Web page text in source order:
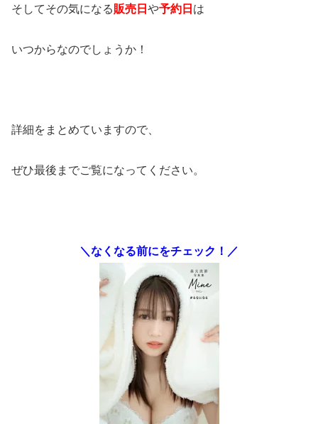
そしてその気になる販売日 や予約日 は
いつからなのでしょうか！
詳細をまとめていますので、
ぜひ最後までご覧になってください。
＼なくなる前にをチェック！／